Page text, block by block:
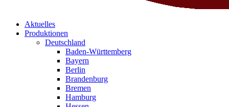
Aktuelles
Produktionen
Deutschland
Baden-Württemberg
Bayern
Berlin
Brandenburg
Bremen
Hamburg